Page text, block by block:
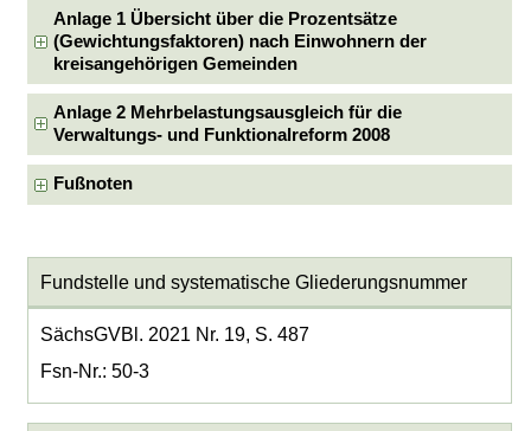
Anlage 1 Übersicht über die Prozentsätze
(Gewichtungsfaktoren) nach Einwohnern der
kreisangehörigen Gemeinden
Anlage 2 Mehrbelastungsausgleich für die
Verwaltungs- und Funktionalreform 2008
Fußnoten
Fundstelle und systematische Gliederungsnummer
SächsGVBl. 2021 Nr. 19, S. 487
Fsn-Nr.: 50-3